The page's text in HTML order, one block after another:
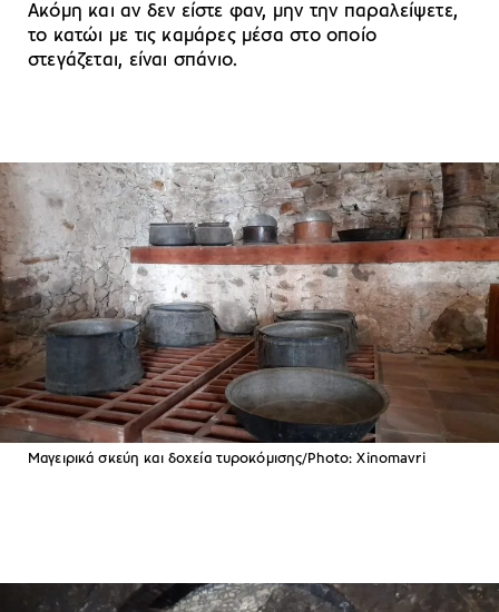
Ακόμη και αν δεν είστε φαν, μην την παραλείψετε,
το κατώι με τις καμάρες μέσα στο οποίο
στεγάζεται, είναι σπάνιο.
Μαγειρικά σκεύη και δοχεία τυροκόμισης/Photo: Xinomavri